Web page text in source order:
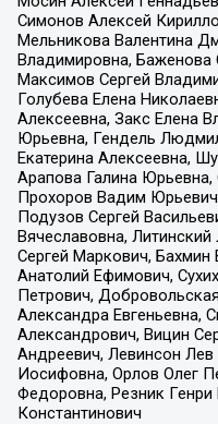
Симонов Алексей
Мельникова Валентина
Владимировна, Баженова
Максимов Сергей
Голубева Елена
Алексеевна, Закс Елена
Юрьевна, Гендель
Екатерина Алексеевна,
Арапова Галина
Прохоров Вадим
Подузов Сергей
Вячеславовна,
Сергей Маркович,
Анатолий Ефимович,
Петрович,
Александра Евгеньевна,
Александрович, Вицин
Андреевич, Левинсон
Иосифовна, Орлов Олег
Федоровна, Резник
Константинович